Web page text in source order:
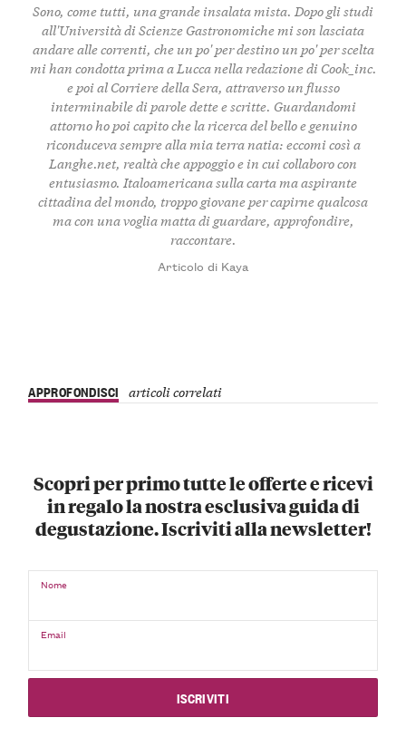
Sono, come tutti, una grande insalata mista. Dopo gli studi
all'Università di Scienze Gastronomiche mi son lasciata
andare alle correnti, che un po' per destino un po' per scelta
mi han condotta prima a Lucca nella redazione di Cook_inc.
e poi al Corriere della Sera, attraverso un flusso
interminabile di parole dette e scritte. Guardandomi
attorno ho poi capito che la ricerca del bello e genuino
riconduceva sempre alla mia terra natia: eccomi così a
Langhe.net, realtà che appoggio e in cui collaboro con
entusiasmo. Italoamericana sulla carta ma aspirante
cittadina del mondo, troppo giovane per capirne qualcosa
ma con una voglia matta di guardare, approfondire,
raccontare.
Articolo di Kaya
APPROFONDISCI articoli correlati
Scopri per primo tutte le offerte e ricevi
in regalo la nostra esclusiva guida di
degustazione. Iscriviti alla newsletter!
Nome
Email